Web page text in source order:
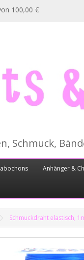
100,00 €
Schmuck,
Anhänger &
Schmuckdraht elastisch,